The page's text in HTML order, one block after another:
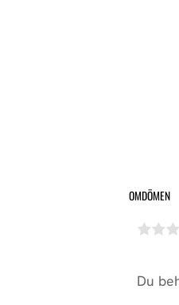
OMDÖMEN